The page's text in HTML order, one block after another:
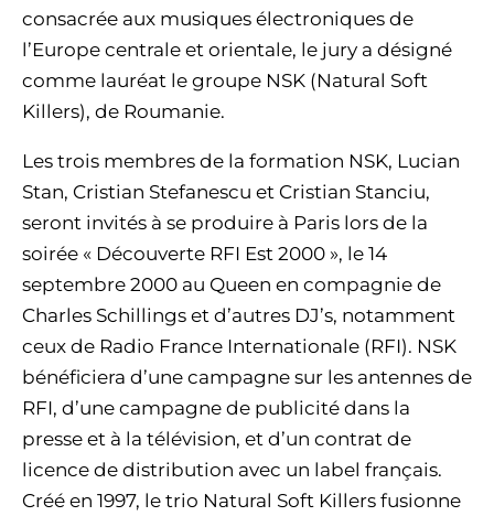
consacrée aux musiques électroniques de
l’Europe centrale et orientale, le jury a désigné
comme lauréat le groupe NSK (Natural Soft
Killers), de Roumanie.
Les trois membres de la formation NSK, Lucian
Stan, Cristian Stefanescu et Cristian Stanciu,
seront invités à se produire à Paris lors de la
soirée « Découverte RFI Est 2000 », le 14
septembre 2000 au Queen en compagnie de
Charles Schillings et d’autres DJ’s, notamment
ceux de Radio France Internationale (RFI). NSK
bénéficiera d’une campagne sur les antennes de
RFI, d’une campagne de publicité dans la
presse et à la télévision, et d’un contrat de
licence de distribution avec un label français.
Créé en 1997, le trio Natural Soft Killers fusionne